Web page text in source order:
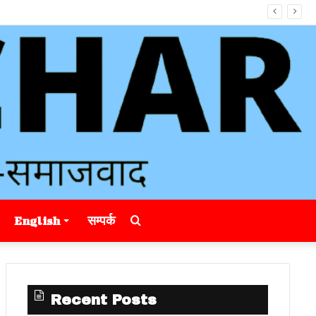
English सम्पर्क Search
for
Recent Posts